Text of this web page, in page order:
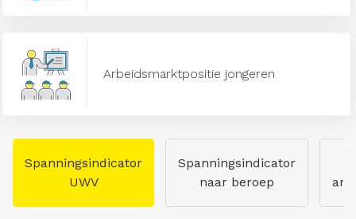
Arbeidsmarktpositie jongeren
Spanningsindicator
UWV
Spanningsindicator
naar beroep